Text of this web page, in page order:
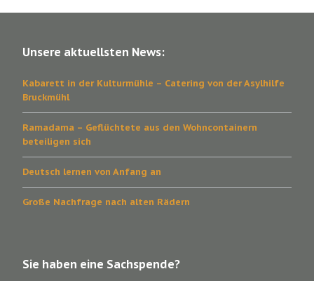
Unsere aktuellsten News:
Kabarett in der Kulturmühle – Catering von der Asylhilfe
Bruckmühl
Ramadama – Geflüchtete aus den Wohncontainern
beteiligen sich
Deutsch lernen von Anfang an
Große Nachfrage nach alten Rädern
Sie haben eine Sachspende?